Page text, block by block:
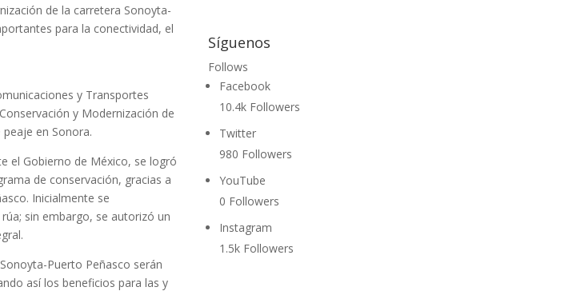
de la carretera Sonoyta-
para la conectividad, el
y Transportes
y Modernización de
en Sonora.
el Gobierno de México, se logró
de conservación, gracias a
Inicialmente se
sin embargo, se autorizó un
Puerto Peñasco serán
así los beneficios para las y
Síguenos
Follows
Facebook
10.4k Followers
Twitter
980 Followers
YouTube
0 Followers
Instagram
1.5k Followers